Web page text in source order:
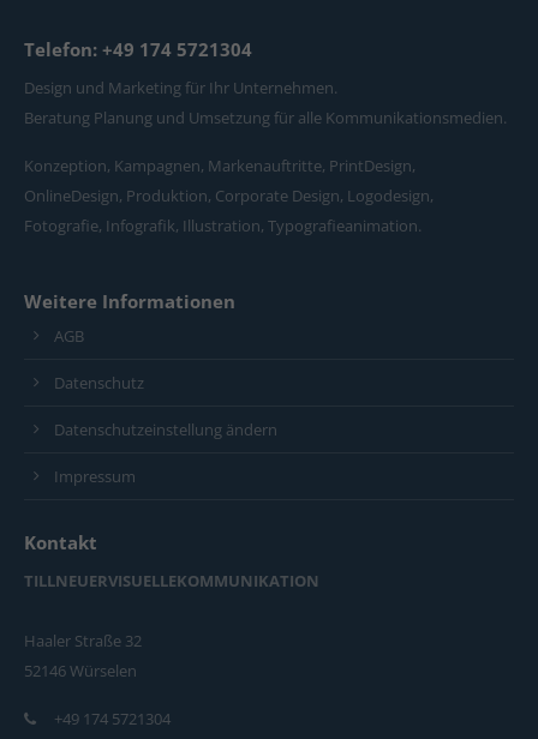
Telefon: +49 174 5721304
Design und Marketing für Ihr Unternehmen.
Beratung Planung und Umsetzung für alle Kommunikationsmedien.
Konzeption, Kampagnen, Markenauftritte, PrintDesign,
OnlineDesign, Produktion, Corporate Design, Logodesign,
Fotografie, Infografik, Illustration, Typografieanimation.
Weitere Informationen
AGB
Datenschutz
Datenschutzeinstellung ändern
Impressum
Kontakt
TILLNEUERVISUELLEKOMMUNIKATION
Haaler Straße 32
52146 Würselen
+49 174 5721304